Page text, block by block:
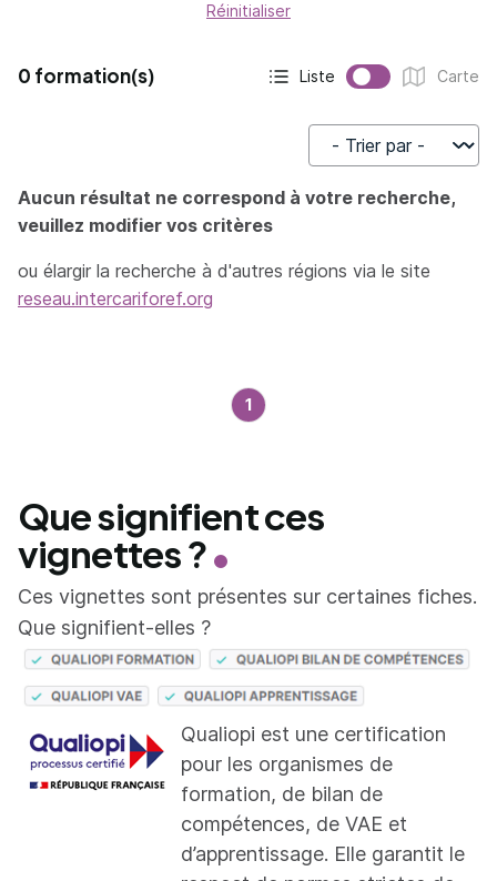
Réinitialiser
0 formation(s)
Affichage actif :
Liste
Affichage :
Carte
Trier par
Aucun résultat ne correspond à votre recherche,
veuillez modifier vos critères
ou élargir la recherche à d'autres régions via le site
reseau.intercariforef.org
1
Que signifient ces
vignettes ?
Ces vignettes sont présentes sur certaines fiches.
Que signifient-elles ?
Qualiopi est une certification
pour les organismes de
formation, de bilan de
compétences, de VAE et
d’apprentissage. Elle garantit le